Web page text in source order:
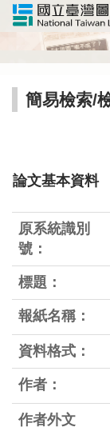
簡易檢索/
論文基本資料
原系統識別
號：
標題：
報紙名稱：
資料格式：
作者：
作者外文